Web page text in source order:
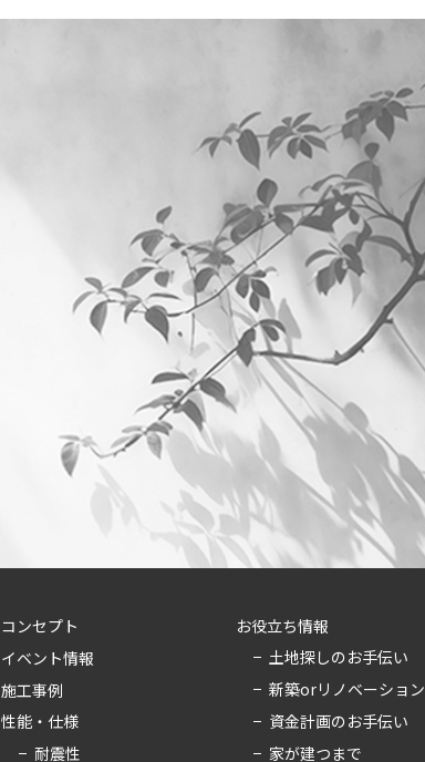
コンセプト
イベント情報
施工事例
性能・仕様
耐震性
お役立ち情報
土地探しのお手伝い
新築orリノベーション
資金計画のお手伝い
家が建つまで